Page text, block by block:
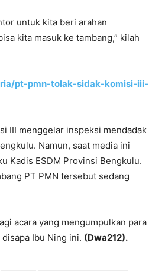
untuk kita beri arahan
kita masuk ke tambang,” kilah
pt-pmn-tolak-sidak-komisi-iii-
III menggelar inspeksi mendadak
Namun, saat media ini
Kadis ESDM Provinsi Bengkulu.
PT PMN tersebut sedang
acara yang mengumpulkan para
Ibu Ning ini. (Dwa212).